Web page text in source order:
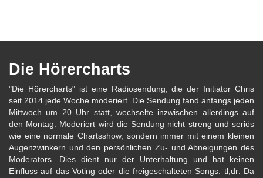
Die Hörercharts
"Die Hörercharts" ist eine Radiosendung, die der Initiator Chris
seit 2014 jede Woche moderiert. Die Sendung fand anfangs jeden
Mittwoch um 20 Uhr statt, wechselte inzwischen allerdings auf
den Montag. Moderiert wird die Sendung nicht streng und seriös
wie eine normale Chartsshow, sondern immer mit einem kleinen
Augenzwinkern und den persönlichen Zu- und Abneigungen des
Moderators. Dies dient nur der Unterhaltung und hat keinen
Einfluss auf das Voting oder die freigeschalteten Songs. tl;dr: Da